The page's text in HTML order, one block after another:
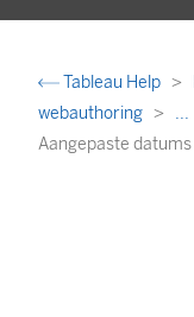
Tableau Help
webauthoring
...
Aangepaste datums